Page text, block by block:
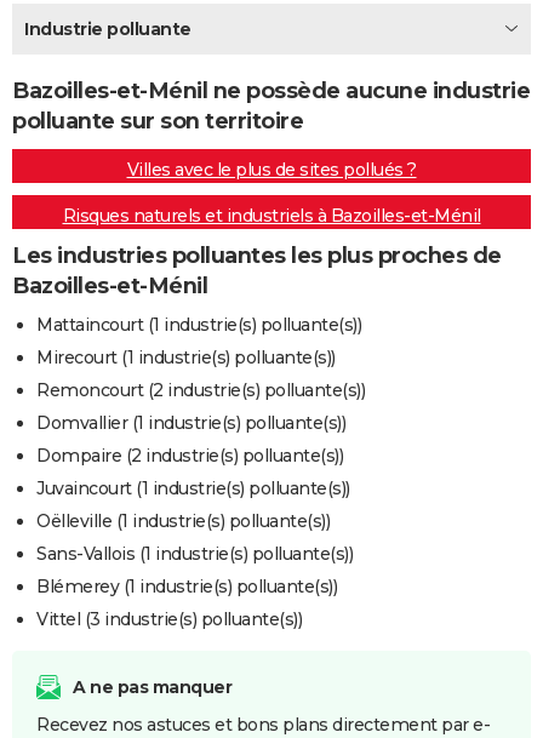
Destinations
City break
Voyage nature
Voyage de noces
Forum
Climat
+PHOTO
GUIDES D'ACHAT
BONS PLANS
CARTE DE VOEUX
Carte de Noël
Carte Bonne année
Carte Saint-Valentin
Carte Pâques
Carte d'anniversaire
DICTIONNAIRE
Dictionnaire
Biographies
Citations
Expressions
Proverbes
PROGRAMME TV
COPAINS D'AVANT
S'inscrire
Se connecter
Lycées
Collèges
Primaires
Universités
Entreprises
Service militaire
Avis de recherche
AVIS DE DÉCÈS
FORUM
Bricolage
Lifestyle
Culture
Sport
Auto
Television
Voyage
Cinema
Industrie polluante
Bazoilles-et-Ménil ne possède aucune industrie
polluante sur son territoire
Villes avec le plus de sites pollués ?
Risques naturels et industriels à Bazoilles-et-Ménil
Les industries polluantes les plus proches de
Bazoilles-et-Ménil
Mattaincourt (1 industrie(s) polluante(s))
Mirecourt (1 industrie(s) polluante(s))
Remoncourt (2 industrie(s) polluante(s))
Domvallier (1 industrie(s) polluante(s))
Dompaire (2 industrie(s) polluante(s))
Juvaincourt (1 industrie(s) polluante(s))
Oëlleville (1 industrie(s) polluante(s))
Sans-Vallois (1 industrie(s) polluante(s))
Blémerey (1 industrie(s) polluante(s))
Vittel (3 industrie(s) polluante(s))
A ne pas manquer
Recevez nos astuces et bons plans directement par e-